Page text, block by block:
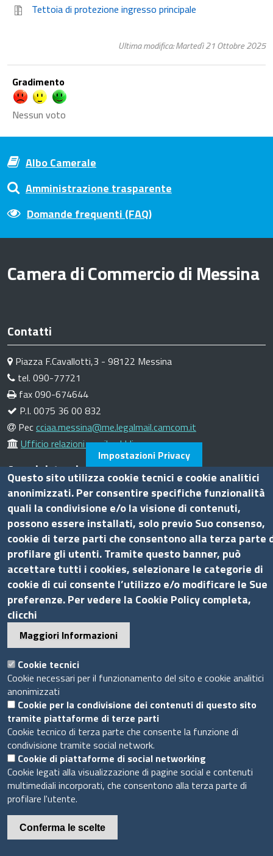
Tettoia di protezione ingresso principale
Ultima modifica: Martedì 21 Ottobre 2025
Gradimento
Nessun voto
Albo Camerale
Amministrazione trasparente
Domande frequenti (FAQ)
Camera di Commercio di Messina
Contatti
Piazza F.Cavallotti,3 - 98122 Messina
tel. 090-77721
fax 090-674644
P.I. 0075 36 00 832
Peccciaa.messina@me.legalmail.camcom.it
Ufficio relazioni con il pubblico
Amministrazione trasparente
Bandi di gara
Bilanci
Concorsi e selezioni
Procedimenti
Provvedimenti
Seguici su
Sito web
Accesso riservato
Mappa del sito
Piè
di
pagina
Privacy e GDPR
Cookie
© 2020 Camera di Commercio di Messina
Impostazioni Privacy
Questo sito utilizza cookie tecnici e cookie analitici
anonimizzati. Per consentire specifiche funzionalità
quali la condivisione e/o la visione di contenuti,
possono essere installati, solo previo Suo consenso,
cookie di terze parti che consentono alla terza parte
profilare gli utenti. Tramite questo banner, può
accettare tutti i cookies, selezionare le categorie di
cookie di cui consente l’utilizzo e/o modificare le Sue
preferenze. Per vedere la Cookie Policy completa,
clicchi
Maggiori Informazioni
Cookie tecnici
Cookie necessari per il funzionamento del sito e cookie analitici
anonimizzati
Cookie per la condivisione dei contenuti di questo sito
tramite piattaforme di terze parti
Cookie tecnico di terza parte che consente la funzione di
condivisione tramite social network.
Cookie di piattaforme di social networking
Cookie legati alla visualizzazione di pagine social e contenuti
multimediali incorporati, che consentono alla terza parte di
profilare l'utente.
Conferma le scelte